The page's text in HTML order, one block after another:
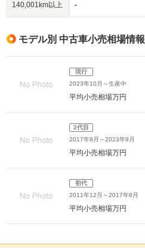
140,001km以上 -
モデル別 中古車小売相場情報
現行
2023年10月～生産中
平均小売相場万円
2代目
2017年9月～2023年9月
平均小売相場万円
初代
2011年12月～2017年8月
平均小売相場万円